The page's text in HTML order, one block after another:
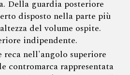
Della guardia posteriore
disposto nella parte più
del volume ospite.
indipendente.
nell'angolo superiore
contromarca rappresentata